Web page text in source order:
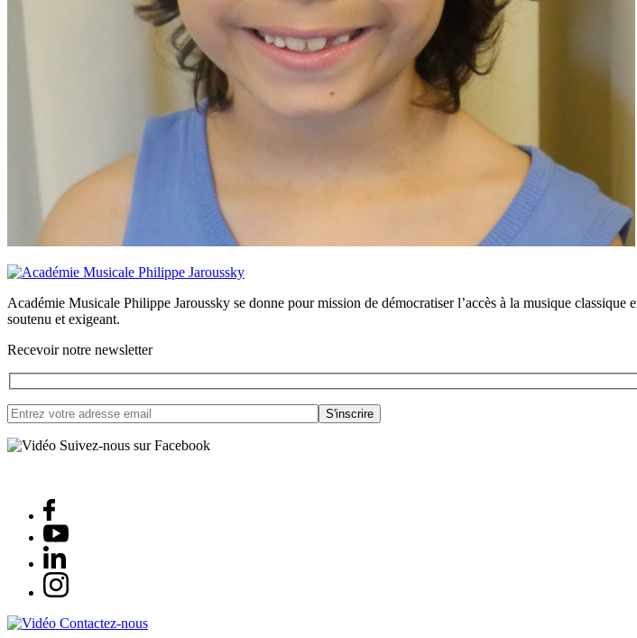
Académie Musicale Philippe Jaroussky se donne pour mission de démocratiser l’accès à la musique
soutenu et exigeant.
Recevoir notre newsletter
Suivez-nous sur Facebook
Contactez-nous